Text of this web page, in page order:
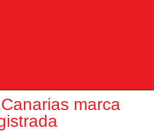
marca